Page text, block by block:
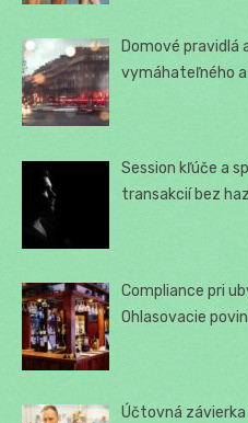
Domové pravidlá
vymáhateľného
Session kľúče a
transakcií bez
Compliance pri
Ohlasovacie
Účtovná závierka